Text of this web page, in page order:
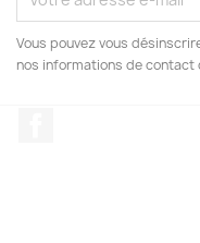
Vous pouvez vous
nos informations de